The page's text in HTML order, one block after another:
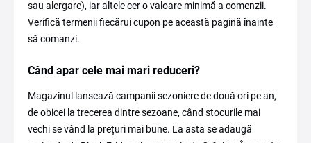
sau alergare), iar altele cer o valoare minimă a comenzii.
Verifică termenii fiecărui cupon pe această pagină înainte
să comanzi.
Când apar cele mai mari reduceri?
Magazinul lansează campanii sezoniere de două ori pe an,
de obicei la trecerea dintre sezoane, când stocurile mai
vechi se vând la prețuri mai bune. La asta se adaugă